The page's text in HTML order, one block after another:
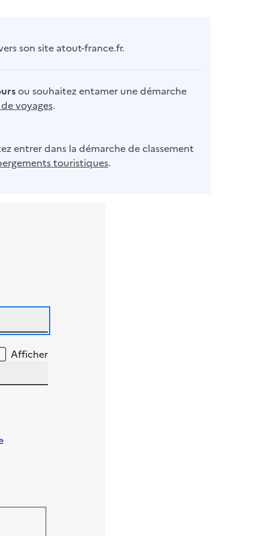
son site atout-france.fr.
ou souhaitez entamer une démarche
voyages.
entrer dans la démarche de classement
touristiques.
Afficher